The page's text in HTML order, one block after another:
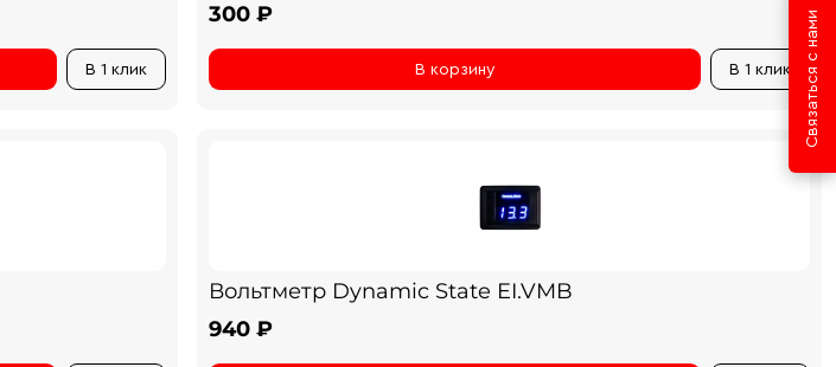
В 1 клик
300 ₽
В 1 клик
В корзину
Вольтметр Dynamic State EI.VMB
940 ₽
Связаться с нами